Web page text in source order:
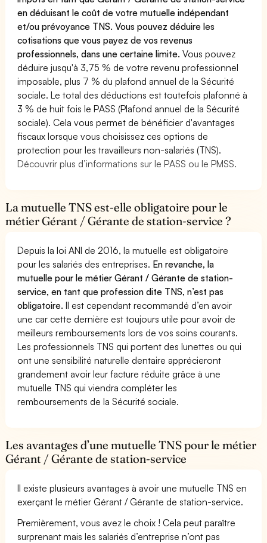
en déduisant le coût de votre mutuelle indépendant
et/ou prévoyance TNS. Vous pouvez déduire les
cotisations que vous payez de vos revenus
professionnels, dans une certaine limite.Vous pouvez
déduire jusqu'à 3,75 % de votre revenu professionnel
imposable, plus 7 % du plafond annuel de la Sécurité
sociale. Le total des déductions est toutefois plafonné à
3 % de huit fois le PASS (Plafond annuel de la Sécurité
sociale). Cela vous permet de bénéficier d'avantages
fiscaux lorsque vous choisissez ces options de
protection pour les travailleurs non-salariés (TNS).
Découvrir plus d’informations sur le PASS ou le PMSS.
La mutuelle TNS est-elle obligatoire pour le
métier Gérant / Gérante de station-service ?
Depuis la loi ANI de 2016, la mutuelle est obligatoire
pour les salariés des entreprises. En revanche, la
mutuelle pour le métier Gérant / Gérante de station-
service, en tant que profession dite TNS, n’est pas
obligatoire.Il est cependant recommandé d’en avoir
une car cette dernière est toujours utile pour avoir de
meilleurs remboursements lors de vos soins courants.
Les professionnels TNS qui portent des lunettes ou qui
ont une sensibilité naturelle dentaire apprécieront
grandement avoir leur facture réduite grâce à une
mutuelle TNS qui viendra compléter les
remboursements de la Sécurité sociale.
Les avantages d’une mutuelle TNS pour le métier
Gérant / Gérante de station-service
Il existe plusieurs avantages à avoir une mutuelle TNS en
exerçant le métier Gérant / Gérante de station-service.
Premièrement, vous avez le choix ! Cela peut paraître
surprenant mais les salariés d’entreprise n’ont pas